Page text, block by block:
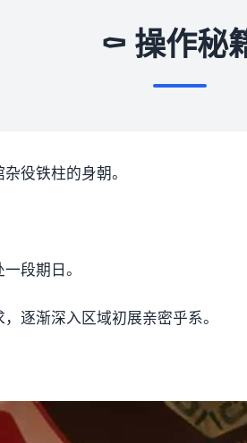
⚰️ 操作秘
役铁柱的身朝。
段期日。
逐渐深入区域初展亲密乎系。